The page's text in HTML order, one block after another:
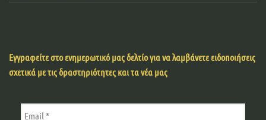
Εγγραφείτε στο ενημερωτικό μας δελτίο για να λαμβάνετε ειδοποιήσεις
σχετικά με τις δραστηριότητες και τα νέα μας